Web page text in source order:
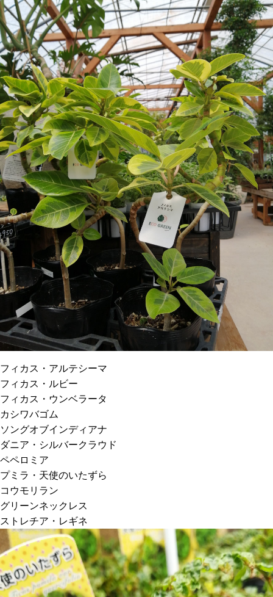
フィカス・アルテシーマ
フィカス・ルビー
フィカス・ウンベラータ
カシワバゴム
ソングオブインディアナ
ダニア・シルバークラウド
ペペロミア
プミラ・天使のいたずら
コウモリラン
グリーンネックレス
ストレチア・レギネ